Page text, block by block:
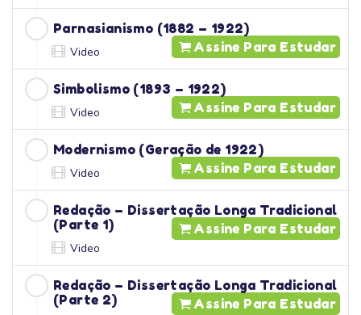
Parnasianismo (1882 – 1922)
Assine Para Estudar
Video
Simbolismo (1893 – 1922)
Assine Para Estudar
Video
Modernismo (Geração de 1922)
Assine Para Estudar
Video
Redação – Dissertação Longa Tradicional
(Parte 1)
Assine Para Estudar
Video
Redação – Dissertação Longa Tradicional
(Parte 2)
Assine Para Estudar